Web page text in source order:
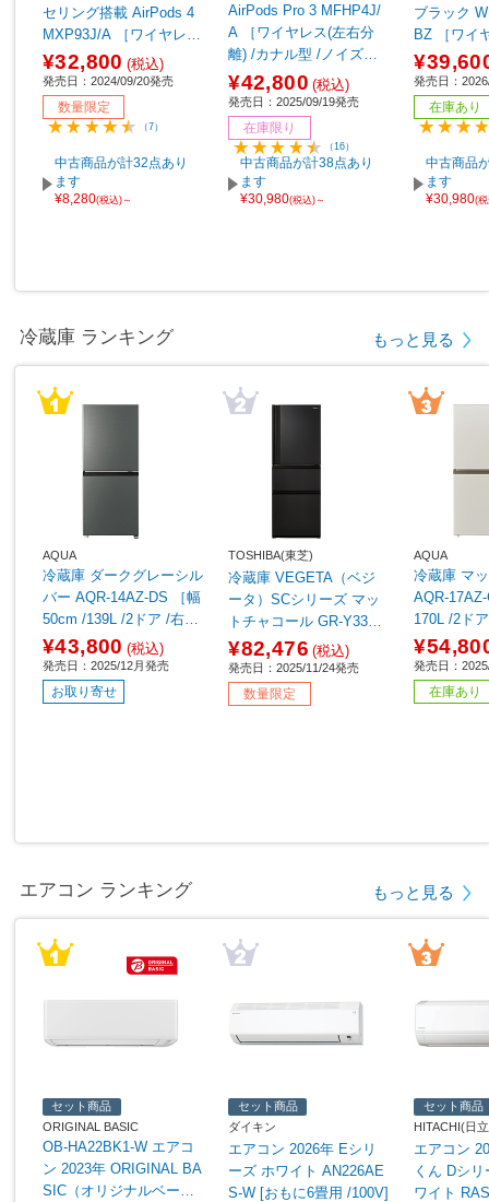
セリング搭載 AirPods 4
MXP93J/A ［ワイヤレス
(左右分離) /インナーイヤ
ー型 /ノイズキャンセリ
ング対応 /Bluetooth対
応］ 【sof001】
¥32,800 (税込)
発売日：2024/09/20発売
数量限定
（7）
中古商品が計32点あり
ます
¥8,280(税込)～
AirPods Pro 3 MFHP4J/
A ［ワイヤレス(左右分
離) /カナル型 /ノイズキ
ャンセリング対応 /Bluet
ooth対応］
¥42,800 (税込)
発売日：2025/09/19発売
在庫限り
（16）
中古商品が計38点あり
ます
¥30,980(税込)～
ブラック
BZ ［ワイ
離) /カナル
ャンセリ
ooth対応］
発売日：
在庫あり
中古商品
ます
¥30,980(
冷蔵庫 ランキング もっと見る
AQUA
冷蔵庫 ダークグレーシル
バー AQR-14AZ-DS ［幅
50cm /139L /2ドア /右開
きタイプ /2025年］
¥43,800 (税込)
発売日：2025/12月発売
お取り寄せ
TOSHIBA(東芝)
冷蔵庫 VEGETA（ベジ
ータ）SCシリーズ マッ
トチャコール GR-Y33SC
(KZ) ［幅60cm /326L /3
ドア /右開きタイプ /202
5年］【基本設置料金セ
ット】
¥82,476 (税込)
発売日：2025/11/24発売
数量限定
AQUA
冷蔵庫 マットグレージュ
AQR-
170L /2ド
プ /2025年
発売日：
在庫あり
エアコン ランキング もっと見る
セット商品
ORIGINAL BASIC
OB-HA22BK1-W エアコ
ン 2023年 ORIGINAL BA
SIC（オリジナルベーシ
セット商品
ダイキン
エアコン 2026年 Eシリ
ーズ ホワイト AN226AE
S-W [おもに6畳用 /100V]
セット商品
HITACHI(日
エアコン
くん Dシ
ワイト